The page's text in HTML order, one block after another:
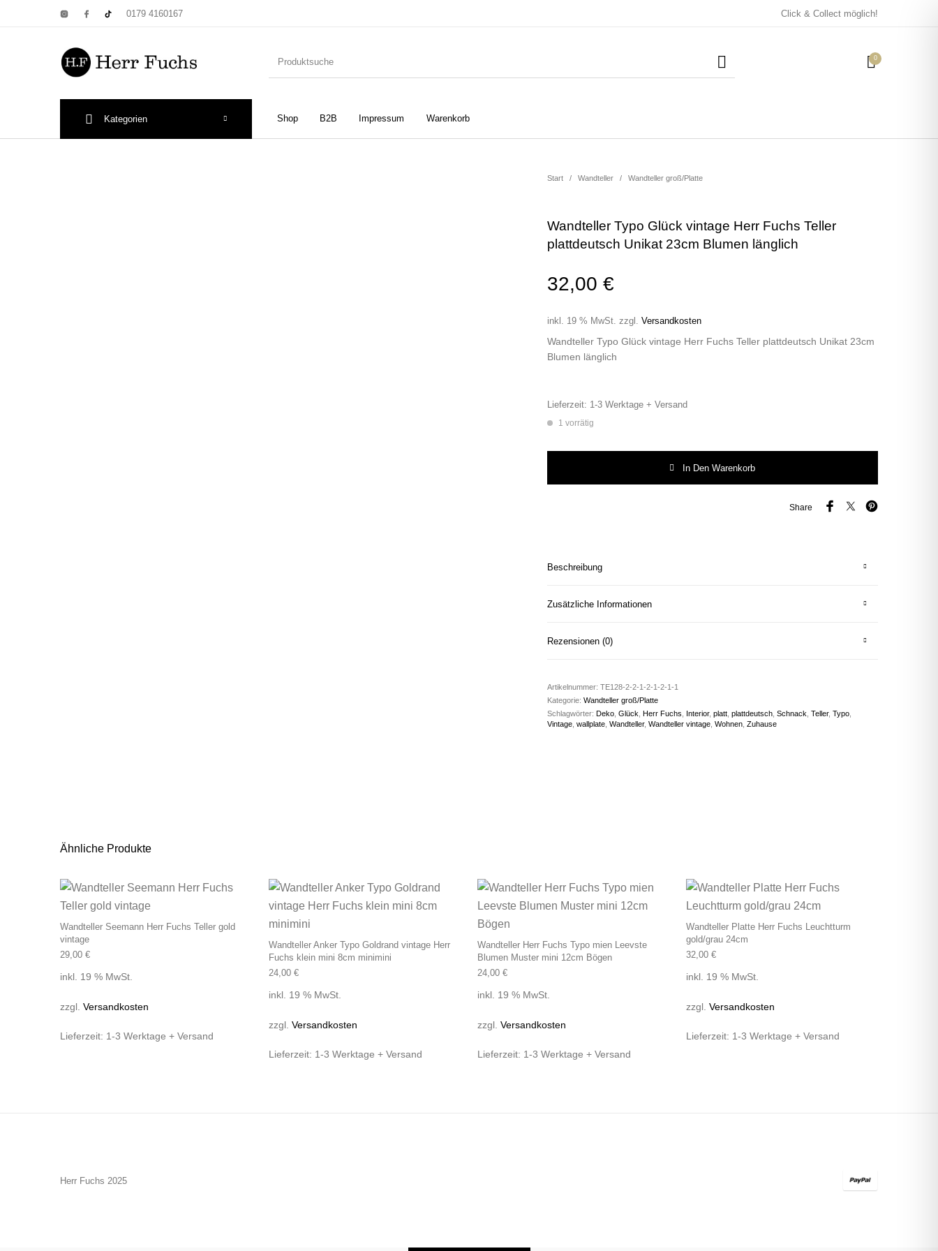
0179 4160167 Click & Collect möglich!
0
Shop B2B Impressum Warenkorb
Kategorien
Taschen/Turnbeutel Tassen
Start / Wandteller / Wandteller groß/Platte
Wandteller Typo Glück vintage Herr Fuchs Teller
plattdeutsch Unikat 23cm Blumen länglich
32,00 €
inkl. 19 % MwSt. zzgl. Versandkosten
Wandteller Typo Glück vintage Herr Fuchs Teller plattdeutsch Unikat 23cm
Blumen länglich
Lieferzeit: 1-3 Werktage + Versand
1 vorrätig
In Den Warenkorb
Share
Beschreibung
Zusätzliche Informationen
Rezensionen (0)
Artikelnummer: TE128-2-2-1-2-1-2-1-1
Kategorie: Wandteller groß/Platte
Schlagwörter: Deko, Glück Herr Fuchs Interior, platt, plattdeutsch, Schnack Teller, Typo,
Vintage, wallplate, Wandteller, Wandteller vintage, Wohnen, Zuhause
Ähnliche Produkte
Wandteller Seemann Herr Fuchs Teller gold
vintage
29,00 €
inkl. 19 % MwSt.
zzgl. Versandkosten
Lieferzeit: 1-3 Werktage + Versand
Wandteller Anker Typo Goldrand vintage Herr
Fuchs klein mini 8cm minimini
24,00 €
inkl. 19 % MwSt.
zzgl. Versandkosten
Lieferzeit: 1-3 Werktage + Versand
Wandteller Herr Fuchs Typo mien Leevste
Blumen Muster mini 12cm Bögen
24,00 €
inkl. 19 % MwSt.
zzgl. Versandkosten
Lieferzeit: 1-3 Werktage + Versand
Wandteller Platte Herr Fuchs Leuchtturm
gold/grau 24cm
32,00 €
inkl. 19 % MwSt.
zzgl. Versandkosten
Lieferzeit: 1-3 Werktage + Versand
Herr Fuchs 2025